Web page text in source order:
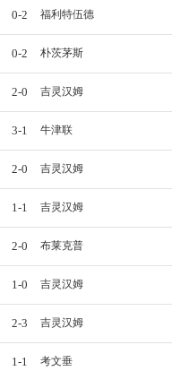
0-2 福利特伍德
0-2 朴茨茅斯
2-0 吉灵汉姆
3-1 牛津联
2-0 吉灵汉姆
1-1 吉灵汉姆
2-0 布莱克普
1-0 吉灵汉姆
2-3 吉灵汉姆
1-1 考文垂